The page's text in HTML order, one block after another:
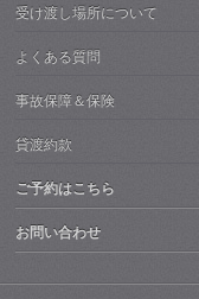
受け渡し場所について
よくある質問
事故保障＆保険
貸渡約款
ご予約はこちら
お問い合わせ